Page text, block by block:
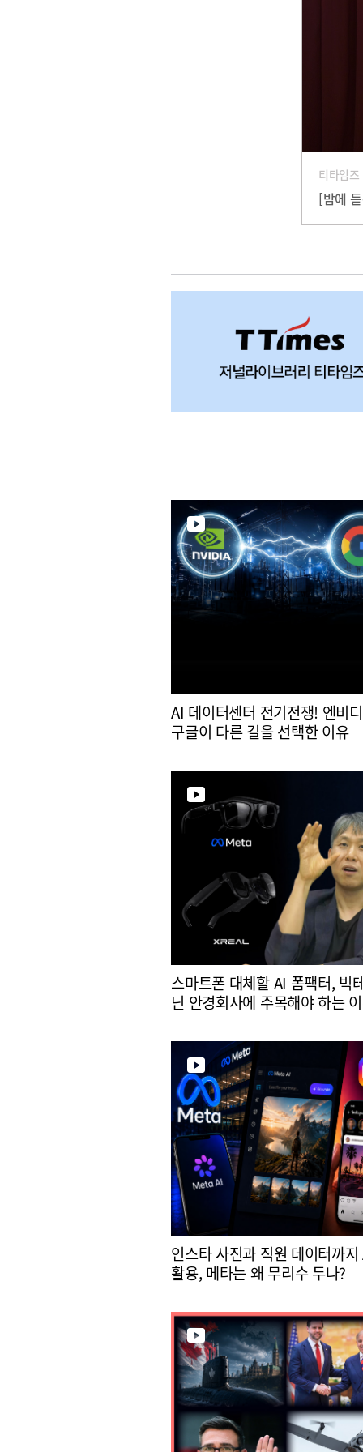
티타임
[밤에
AI 데이터센터 전기전쟁! 엔비
구글이 다른 길을 선택한 이유
스마트폰 대체할 AI 폼팩터, 빅
닌 안경회사에 주목해야 하는
인스타 사진과 직원 데이터까
활용, 메타는 왜 무리수 두나?